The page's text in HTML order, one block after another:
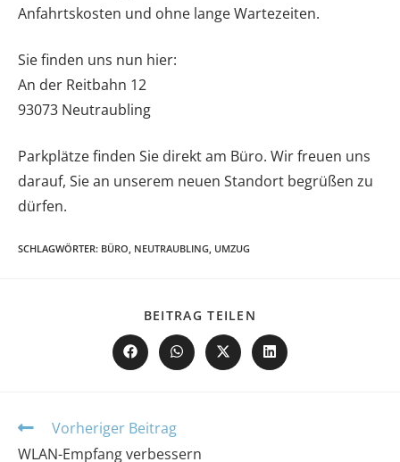
Anfahrtskosten und ohne lange Wartezeiten.
Sie finden uns nun hier:
An der Reitbahn 12
93073 Neutraubling
Parkplätze finden Sie direkt am Büro. Wir freuen uns
darauf, Sie an unserem neuen Standort begrüßen zu
dürfen.
SCHLAGWÖRTER: BÜRO, NEUTRAUBLING, UMZUG
BEITRAG TEILEN
Vorheriger Beitrag
WLAN-Empfang verbessern